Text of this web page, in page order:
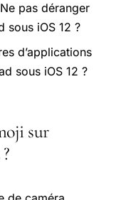
pas déranger
sous iOS 12 ?
d’applications
sous iOS 12 ?
sur